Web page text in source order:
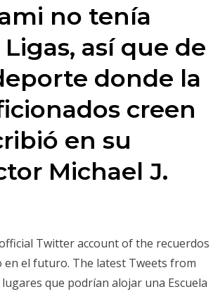
no tenía
así que de
donde la
creen
en su
Michael J.
Twitter account of the recuerdos
el futuro. The latest Tweets from
que podrían alojar una Escuela